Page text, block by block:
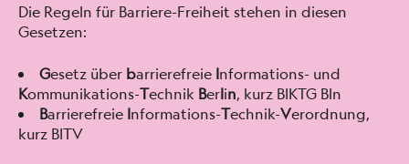
Die Regeln für Bar­riere-Frei­heit ste­hen in diesen
Geset­zen:
Gesetz über barri­ere­freie Infor­ma­tions- und
Kommu­nika­tions-Tech­nik Berlin, kurz BIKTG Bln
Barri­ere­freie Infor­ma­tions-Tech­nik-Verord­nung,
kurz BITV